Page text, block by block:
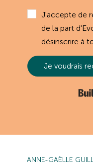
J'accepte de
de la part
désinscrire à
Je voudrais
ANNE-GAËLLE